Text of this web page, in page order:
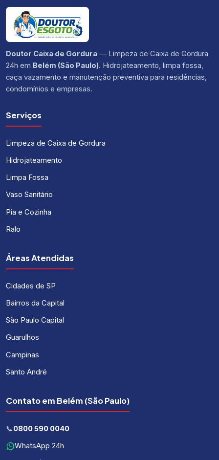
Doutor Caixa de Gordura — Limpeza de Caixa de Gordura
24h em Belém (São Paulo). Hidrojateamento, limpa fossa,
caça vazamento e manutenção preventiva para residências,
condomínios e empresas.
Serviços
Limpeza de Caixa de Gordura
Hidrojateamento
Limpa Fossa
Vaso Sanitário
Pia e Cozinha
Ralo
Áreas Atendidas
Cidades de SP
Bairros da Capital
São Paulo Capital
Guarulhos
Campinas
Santo André
Contato em Belém (São Paulo)
📞0800 590 0040
WhatsApp 24h